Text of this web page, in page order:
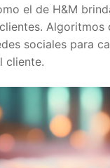
el de H&M
Algoritmos
sociales para
cliente.